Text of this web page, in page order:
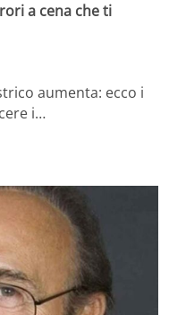
a cena che ti
aumenta: ecco i
i…